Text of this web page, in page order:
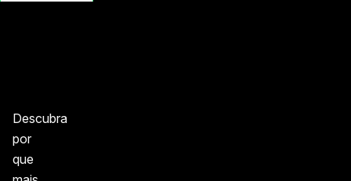
Descubra
por
que